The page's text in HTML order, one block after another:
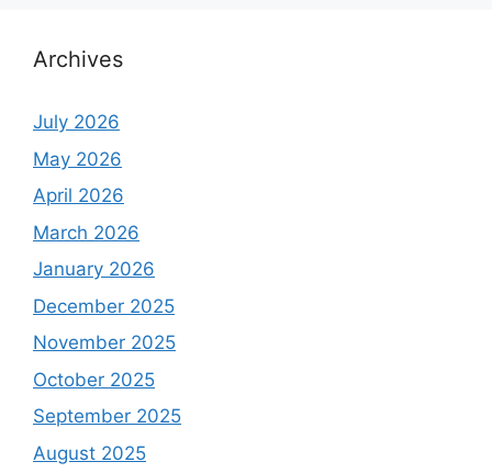
Archives
July 2026
May 2026
April 2026
March 2026
January 2026
December 2025
November 2025
October 2025
September 2025
August 2025